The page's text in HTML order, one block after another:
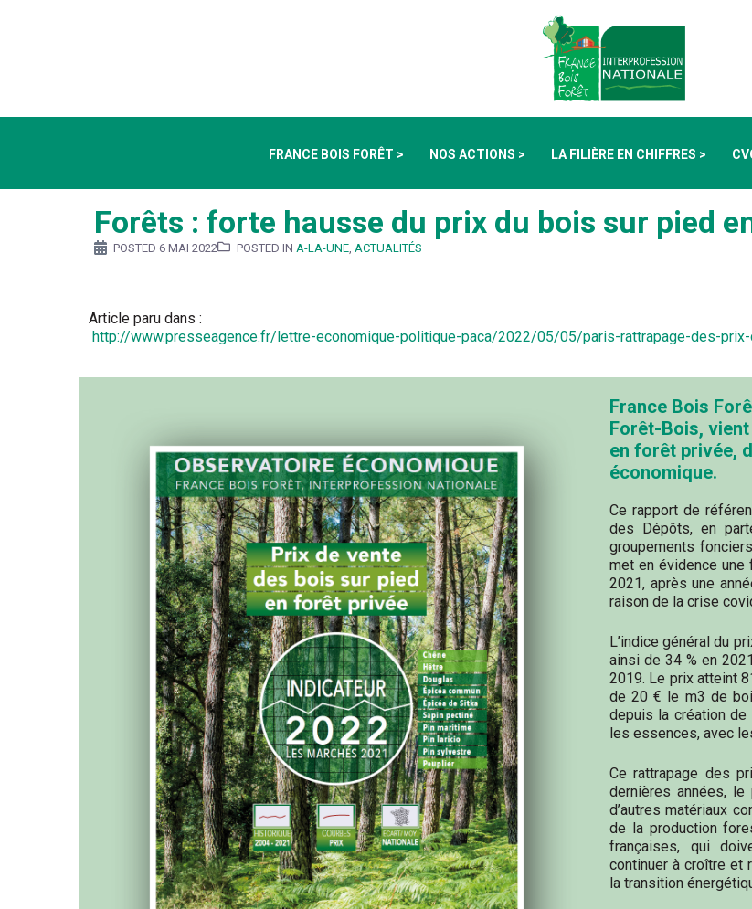
FRANCE BOIS FORÊT > NOS ACTIONS > LA FILIÈRE EN CHIFFRES >
Forêts : forte hausse du prix du bois sur pied
POSTED 6 MAI 2022 POSTED IN A-LA-UNE ACTUALITÉS
Article paru dans :
http://www.presseagence.fr/lettre-economique-politique-paca/2022/05/05/paris-rattrapage-des-
France Bois
Forêt-Bois,
en forêt privée,
économique.
Ce rapport de
des Dépôts, en
groupements
met en évidence une
2021, après une
raison de la crise
L’indice général du
ainsi de 34 % en
2019. Le prix atteint
de 20 € le m3 de
depuis la création de
les essences, avec
Ce rattrapage des
dernières années,
d’autres matériaux
de la production
françaises, qui
continuer à croître et
la transition